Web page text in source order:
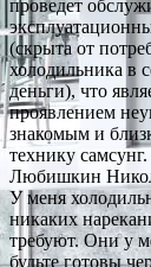
проведет
(скрыта от
холодильника в
деньги), что
проявлением
знакомым и
технику самсунг.
Любишкин
У меня
никаких
требуют. Они у
будьте готовы